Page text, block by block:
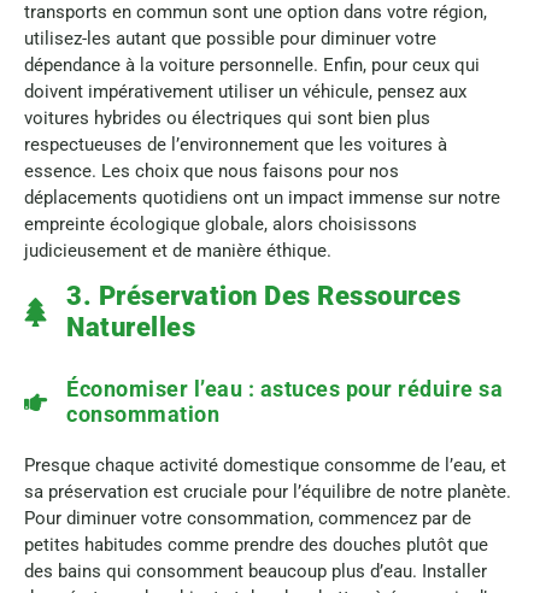
transports en commun sont une option dans votre région,
utilisez-les autant que possible pour diminuer votre
dépendance à la voiture personnelle. Enfin, pour ceux qui
doivent impérativement utiliser un véhicule, pensez aux
voitures hybrides ou électriques qui sont bien plus
respectueuses de l’environnement que les voitures à
essence. Les choix que nous faisons pour nos
déplacements quotidiens ont un impact immense sur notre
empreinte écologique globale, alors choisissons
judicieusement et de manière éthique.
3. Préservation Des Ressources
Naturelles
Économiser l’eau : astuces pour réduire sa
consommation
Presque chaque activité domestique consomme de l’eau, et
sa préservation est cruciale pour l’équilibre de notre planète.
Pour diminuer votre consommation, commencez par de
petites habitudes comme prendre des douches plutôt que
des bains qui consomment beaucoup plus d’eau. Installer